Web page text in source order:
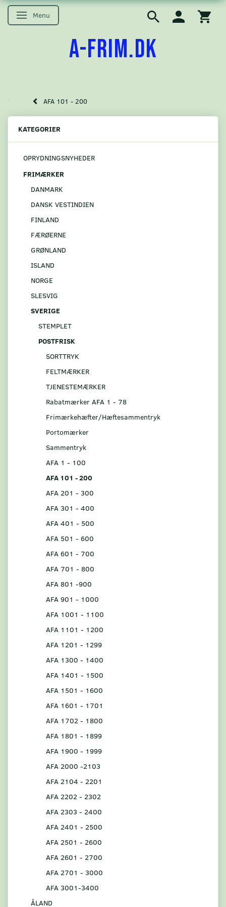
Skifte navigation
Menu
A-FRIM.DK
AFA 101 - 200
KATEGORIER
OPRYDNINGSNYHEDER
FRIMÆRKER
DANMARK
DANSK VESTINDIEN
FINLAND
FÆRØERNE
GRØNLAND
ISLAND
NORGE
SLESVIG
SVERIGE
STEMPLET
POSTFRISK
SORTTRYK
FELTMÆRKER
TJENESTEMÆRKER
Rabatmærker AFA 1 - 78
Frimærkehæfter/Hæftesammentryk
Portomærker
Sammentryk
AFA 1 - 100
AFA 101 - 200
AFA 201 - 300
AFA 301 - 400
AFA 401 - 500
AFA 501 - 600
AFA 601 - 700
AFA 701 - 800
AFA 801 -900
AFA 901 - 1000
AFA 1001 - 1100
AFA 1101 - 1200
AFA 1201 - 1299
AFA 1300 - 1400
AFA 1401 - 1500
AFA 1501 - 1600
AFA 1601 - 1701
AFA 1702 - 1800
AFA 1801 - 1899
AFA 1900 - 1999
AFA 2000 -2103
AFA 2104 - 2201
AFA 2202 - 2302
AFA 2303 - 2400
AFA 2401 - 2500
AFA 2501 - 2600
AFA 2601 - 2700
AFA 2701 - 3000
AFA 3001-3400
ÅLAND